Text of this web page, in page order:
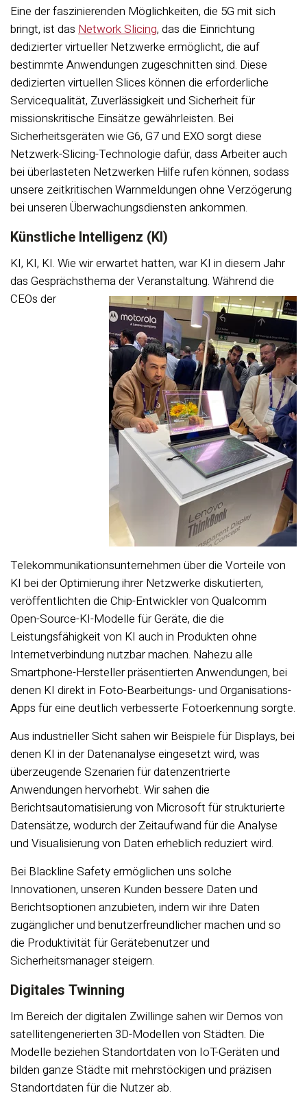
Eine der faszinierenden Möglichkeiten, die 5G mit sich
bringt, ist das Network Slicing, das die Einrichtung
dedizierter virtueller Netzwerke ermöglicht, die auf
bestimmte Anwendungen zugeschnitten sind. Diese
dedizierten virtuellen Slices können die erforderliche
Servicequalität, Zuverlässigkeit und Sicherheit für
missionskritische Einsätze gewährleisten. Bei
Sicherheitsgeräten wie G6, G7 und EXO sorgt diese
Netzwerk-Slicing-Technologie dafür, dass Arbeiter auch
bei überlasteten Netzwerken Hilfe rufen können, sodass
unsere zeitkritischen Warnmeldungen ohne Verzögerung
bei unseren Überwachungsdiensten ankommen.
Künstliche Intelligenz (KI)
KI, KI, KI. Wie wir erwartet hatten, war KI in diesem Jahr
das Gesprächsthema der Veranstaltung. Während die
CEOs der
Telekommunikationsunternehmen über die Vorteile von
KI bei der Optimierung ihrer Netzwerke diskutierten,
veröffentlichten die Chip-Entwickler von Qualcomm
Open-Source-KI-Modelle für Geräte, die die
Leistungsfähigkeit von KI auch in Produkten ohne
Internetverbindung nutzbar machen. Nahezu alle
Smartphone-Hersteller präsentierten Anwendungen, bei
denen KI direkt in Foto-Bearbeitungs- und Organisations-
Apps für eine deutlich verbesserte Fotoerkennung sorgte.
Aus industrieller Sicht sahen wir Beispiele für Displays, bei
denen KI in der Datenanalyse eingesetzt wird, was
überzeugende Szenarien für datenzentrierte
Anwendungen hervorhebt. Wir sahen die
Berichtsautomatisierung von Microsoft für strukturierte
Datensätze, wodurch der Zeitaufwand für die Analyse
und Visualisierung von Daten erheblich reduziert wird.
Bei Blackline Safety ermöglichen uns solche
Innovationen, unseren Kunden bessere Daten und
Berichtsoptionen anzubieten, indem wir ihre Daten
zugänglicher und benutzerfreundlicher machen und so
die Produktivität für Gerätebenutzer und
Sicherheitsmanager steigern.
Digitales Twinning
Im Bereich der digitalen Zwillinge sahen wir Demos von
satellitengenerierten 3D-Modellen von Städten. Die
Modelle beziehen Standortdaten von IoT-Geräten und
bilden ganze Städte mit mehrstöckigen und präzisen
Standortdaten für die Nutzer ab.